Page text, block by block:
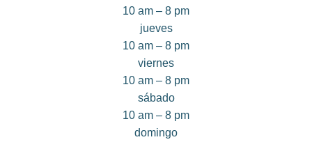
10 am – 8 pm
jueves
10 am – 8 pm
viernes
10 am – 8 pm
sábado
10 am – 8 pm
domingo